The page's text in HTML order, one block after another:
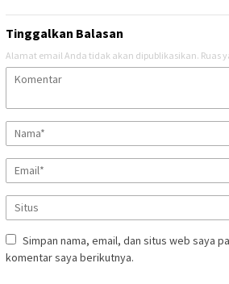
Tinggalkan Balasan
Alamat email Anda tidak akan dipublikasikan. Ruas
Simpan nama, email, dan situs web saya
komentar saya berikutnya.